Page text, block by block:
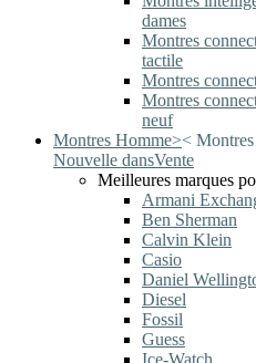
dames
Montres
tactile
Montres
Montres
neuf
Montres Homme><
Nouvelle dansVente
Meilleures marques
Armani
Ben Sherman
Calvin Klein
Casio
Daniel
Diesel
Fossil
Guess
Ice-Watch